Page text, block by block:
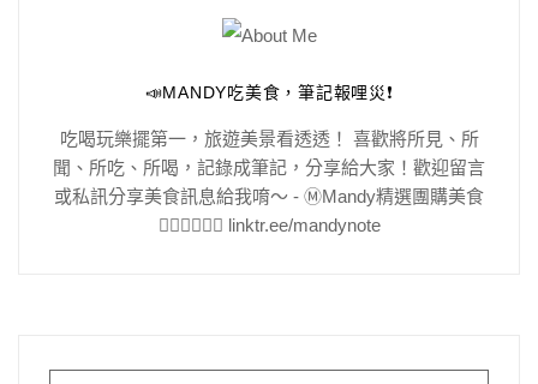
📣MANDY吃美食，筆記報哩災❗️
吃喝玩樂擺第一，旅遊美景看透透！ 喜歡將所見、所
聞、所吃、所喝，記錄成筆記，分享給大家！歡迎留言
或私訊分享美食訊息給我唷～ - Ⓜ️Mandy精選團購美食
👇🏻👇🏻👇🏻 linktr.ee/mandynote